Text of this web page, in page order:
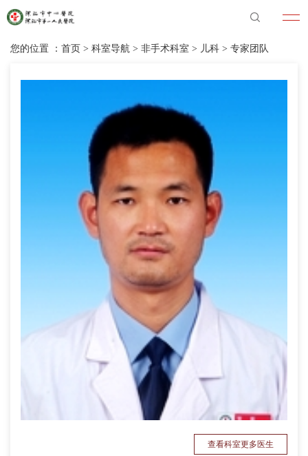
您的位置 ： 首页 > 科室导航 > 非手术科室 > 儿科 > 专家团队
查看科室更多医生